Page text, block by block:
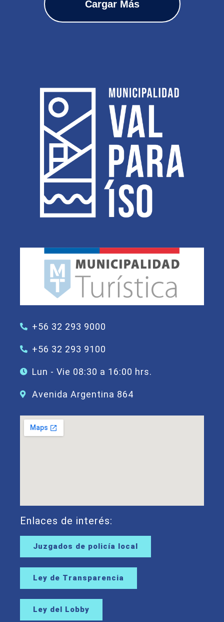
Cargar Más
+56 32 293 9000
+56 32 293 9100
Lun - Vie 08:30 a 16:00 hrs.
Avenida Argentina 864
Enlaces de interés:
Juzgados de policía local
Ley de Transparencia
Ley del Lobby